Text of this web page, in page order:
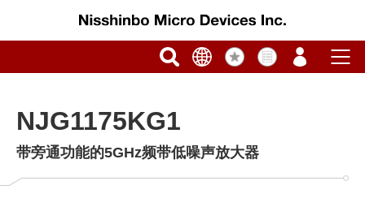
NJG1175KG1
带旁通功能的5GHz频带低噪声放大器